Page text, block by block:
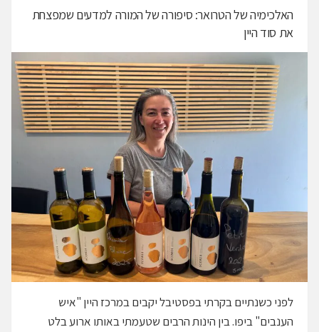
האלכימיה של הטרואר: סיפורה של המורה למדעים שמפצחת
את סוד היין
לפני כשנתיים בקרתי בפסטיבל יקבים במרכז היין "איש
הענבים" ביפו. בין הינות הרבים שטעמתי באותו ארוע בלט